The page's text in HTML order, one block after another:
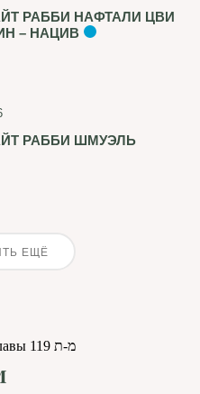
РАББИ НАФТАЛИ ЦВИ
– НАЦИВ
РАББИ ШМУЭЛЬ
ЕЩЁ
Теилим на сегодня – 26 Ава: главы 119 מ-ת